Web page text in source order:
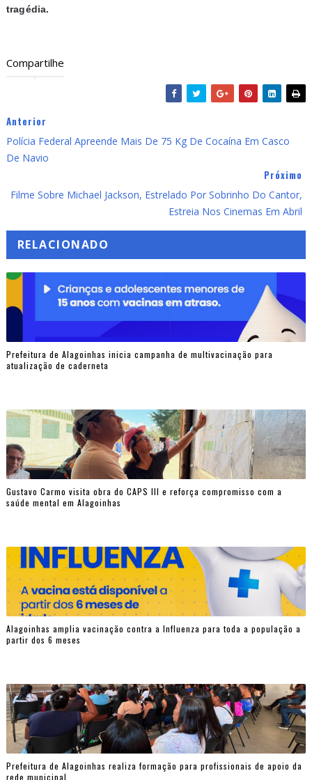
tragédia.
Compartilhe
Anterior
Polícia Federal Apreende Mais De 75 Kg De Cocaína Em Casco
De Navio
Próximo
Filme Sobre Michael Jackson, Estrelado Por Sobrinho Do Cantor,
Estreia Nos Cinemas Em Abril
RELACIONADO
Prefeitura de Alagoinhas inicia campanha de multivacinação para
atualização de caderneta
Gustavo Carmo visita obra do CAPS III e reforça compromisso com a
saúde mental em Alagoinhas
Alagoinhas amplia vacinação contra a Influenza para toda a população a
partir dos 6 meses
Prefeitura de Alagoinhas realiza formação para profissionais de apoio da
rede municipal